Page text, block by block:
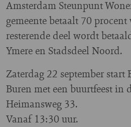
Amsterdam Steunpunt
gemeente betaalt 70
resterende deel wordt
Ymere en Stadsdeel Noord.
Zaterdag 22 september start
Buren met een buurtfeest in
Heimansweg 33.
Vanaf 13:30 uur.